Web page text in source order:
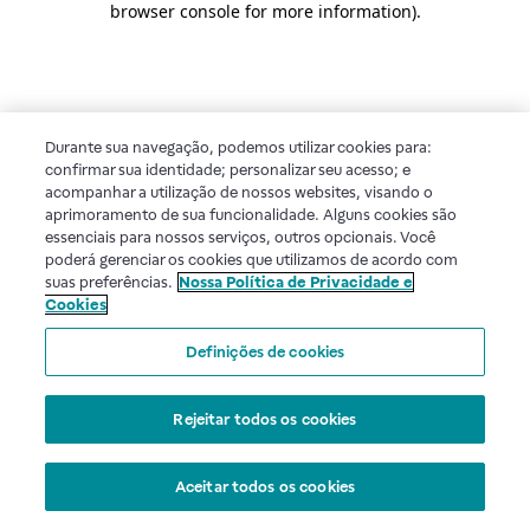
browser console for more information).
Durante sua navegação, podemos utilizar cookies para:
confirmar sua identidade; personalizar seu acesso; e
acompanhar a utilização de nossos websites, visando o
aprimoramento de sua funcionalidade. Alguns cookies são
essenciais para nossos serviços, outros opcionais. Você
poderá gerenciar os cookies que utilizamos de acordo com
suas preferências. Nossa Política de Privacidade e
Cookies
Definições de cookies
Rejeitar todos os cookies
Aceitar todos os cookies